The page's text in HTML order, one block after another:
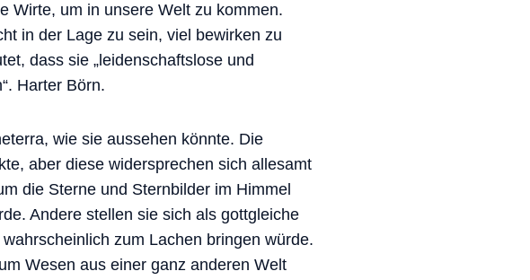
Wirte, um in unsere Welt zu kommen.
in der Lage zu sein, viel bewirken zu
dass sie „leidenschaftslose und
Harter Börn.
wie sie aussehen könnte. Die
aber diese widersprechen sich allesamt
die Sterne und Sternbilder im Himmel
Andere stellen sie sich als gottgleiche
zum Lachen bringen würde.
Wesen aus einer ganz anderen Welt